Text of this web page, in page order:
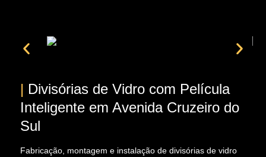
| Divisórias de Vidro com Película
Inteligente em Avenida Cruzeiro do
Sul
Fabricação, montagem e instalação de divisórias de vidro